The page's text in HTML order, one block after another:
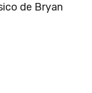
de Bryan